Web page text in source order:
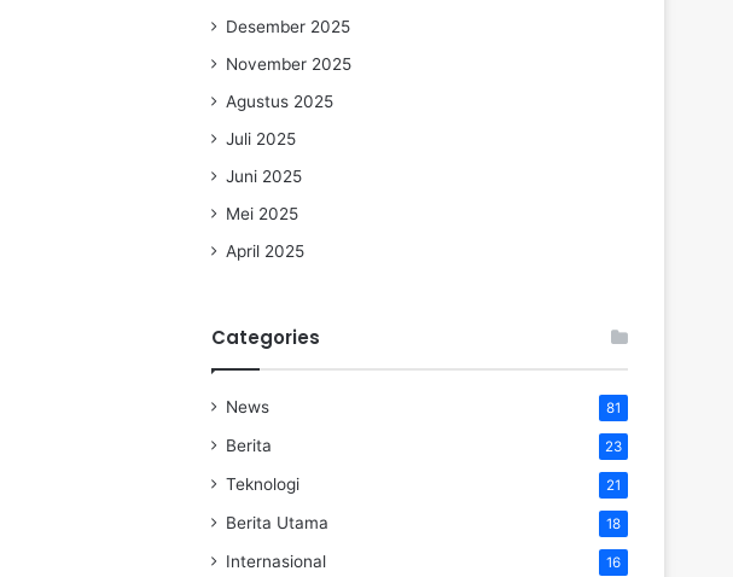
Desember 2025
November 2025
Agustus 2025
Juli 2025
Juni 2025
Mei 2025
April 2025
Categories
News 81
Berita 23
Teknologi 21
Berita Utama 18
Internasional 16